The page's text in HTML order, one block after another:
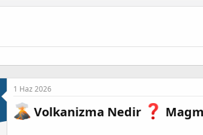
1 Haz 2026
Volkanizma Nedir